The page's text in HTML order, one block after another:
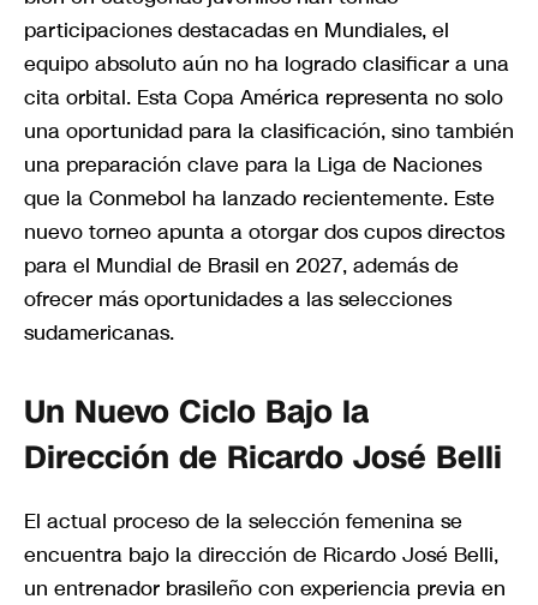
participaciones destacadas en Mundiales, el
equipo absoluto aún no ha logrado clasificar a una
cita orbital. Esta Copa América representa no solo
una oportunidad para la clasificación, sino también
una preparación clave para la Liga de Naciones
que la Conmebol ha lanzado recientemente. Este
nuevo torneo apunta a otorgar dos cupos directos
para el Mundial de Brasil en 2027, además de
ofrecer más oportunidades a las selecciones
sudamericanas.
Un Nuevo Ciclo Bajo la
Dirección de Ricardo José Belli
El actual proceso de la selección femenina se
encuentra bajo la dirección de Ricardo José Belli,
un entrenador brasileño con experiencia previa en